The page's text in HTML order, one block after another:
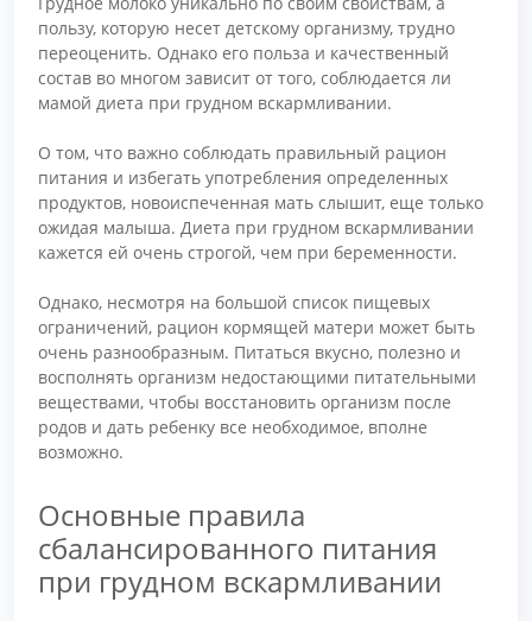
пользу, которую несет детскому организму, трудно
переоценить. Однако его польза и качественный
состав во многом зависит от того, соблюдается ли
мамой диета при грудном вскармливании.
О том, что важно соблюдать правильный рацион
питания и избегать употребления определенных
продуктов, новоиспеченная мать слышит, еще только
ожидая малыша. Диета при грудном вскармливании
кажется ей очень строгой, чем при беременности.
Однако, несмотря на большой список пищевых
ограничений, рацион кормящей матери может быть
очень разнообразным. Питаться вкусно, полезно и
восполнять организм недостающими питательными
веществами, чтобы восстановить организм после
родов и дать ребенку все необходимое, вполне
возможно.
Основные правила
сбалансированного питания
при грудном вскармливании